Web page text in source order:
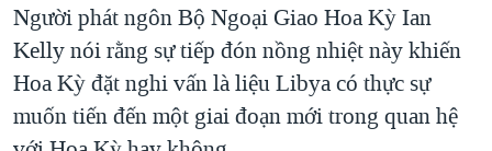
Người phát ngôn Bộ Ngoại Giao Hoa Kỳ Ian
Kelly nói rằng sự tiếp đón nồng nhiệt này khiến
Hoa Kỳ đặt nghi vấn là liệu Libya có thực sự
muốn tiến đến một giai đoạn mới trong quan hệ